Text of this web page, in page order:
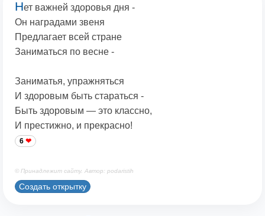
Нет важней здоровья дня -
Он наградами звеня
Предлагает всей стране
Заниматься по весне -
Заниматья, упражняться
И здоровым быть стараться -
Быть здоровым — это классно,
И престижно, и прекрасно!
6
© Принадлежит сайту. Автор: podaristih
Создать открытку